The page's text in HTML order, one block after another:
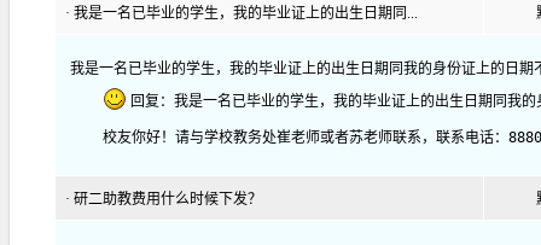
· 我是一名已毕业的学生，我的毕业证上的出生日期同...
我是一名已毕业的学生，我的毕业证上的出生日期同我的身份证上的日
回复：我是一名已毕业的学生，我的毕业证上的出生日期同我
校友你好！请与学校教务处崔老师或者苏老师联系，联系电话：
· 研二助教费用什么时候下发？